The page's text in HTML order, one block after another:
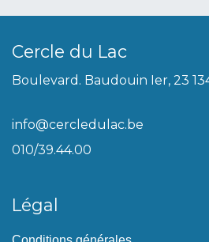
Cercle du Lac
Boulevard. Baudouin Ier, 23
info@cercledulac.be
010/39.44.00
Légal